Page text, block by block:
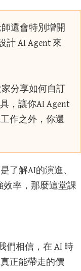
還會特別增開
計 AI Agent 來
分享如何自訂
，讓你AI Agent
作之外，你還
了解AI的演進、
效率，那麼這堂課
們相信，在 AI 時
正能帶走的價